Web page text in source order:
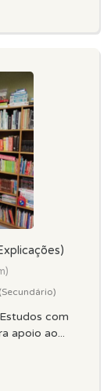
com
apoio ao...